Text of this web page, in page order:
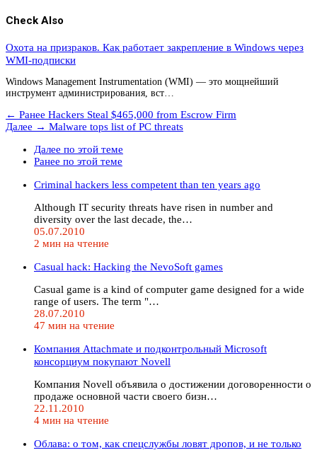
Check Also
Охота на призраков. Как работает закрепление в Windows через
WMI-подписки
Windows Management Instrumentation (WMI) — это мощнейший
инструмент администрирования, вст…
← Ранее Hackers Steal $465,000 from Escrow Firm
Далее → Malware tops list of PC threats
Далее по этой теме
Ранее по этой теме
Criminal hackers less competent than ten years ago
Although IT security threats have risen in number and
diversity over the last decade, the…
05.07.2010
2 мин на чтение
Casual hack: Hacking the NevoSoft games
Casual game is a kind of computer game designed for a wide
range of users. The term "…
28.07.2010
47 мин на чтение
Компания Attachmate и подконтрольный Microsoft
консорциум покупают Novell
Компания Novell объявила о достижении договоренности о
продаже основной части своего бизн…
22.11.2010
4 мин на чтение
Облава: о том, как спецслужбы ловят дропов, и не только